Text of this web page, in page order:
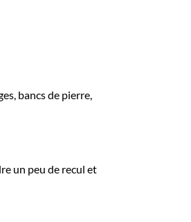
bancs de pierre,
un peu de recul et